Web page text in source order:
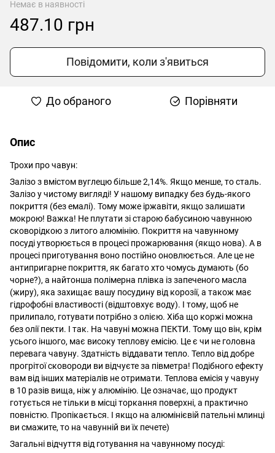
Немає в наявності
487.10 грн
Повідомити, коли з'явиться
До обраного Порівняти
Опис
Трохи про чавун:
Залізо з вмістом вуглецю більше 2,14%. Якщо менше, то сталь.
Залізо у чистому вигляді! У нашому випадку без будь-якого
покриття (без емалі). Тому може іржавіти, якщо залишати
мокрою! Важка! Не плутати зі старою бабусиною чавунною
сковорідкою з литого алюмінію. Покриття на чавунному
посуді утворюється в процесі прожарювання (якщо нова). А в
процесі приготування воно постійно оновлюється. Але це не
антипригарне покриття, як багато хто чомусь думають (бо
чорне?), а найтонша полімерна плівка із запеченого масла
(жиру), яка захищає вашу посудину від корозії, а також має
гідрофобні властивості (відштовхує воду). І тому, щоб не
прилипало, готувати потрібно з олією. Хіба що коржі можна
без олії пекти. І так. На чавуні можна ПЕКТИ. Тому що він, крім
усього іншого, має високу теплову емісію. Це є чи не головна
перевага чавуну. Здатність віддавати тепло. Тепло від добре
прогрітої сковороди ви відчуєте за півметра! Подібного ефекту
вам від інших матеріалів не отримати. Теплова емісія у чавуну
в 10 разів вища, ніж у алюмінію. Це означає, що продукт
готується не тільки в місці торкання поверхні, а практично
повністю. Пропікається. І якщо на алюмінієвій пательні млинці
ви смажите, то на чавунній ви їх печете)
Загальні відчуття від готування на чавунному посуді: